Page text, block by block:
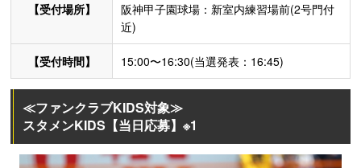
【受付場所】
阪神甲子園球場：新室内練習場前(2号門付
近)
【受付時間】 15:00〜16:30(当選発表：16:45)
≪ファンクラブKIDS対象≫
スタメンKIDS【当日応募】※1